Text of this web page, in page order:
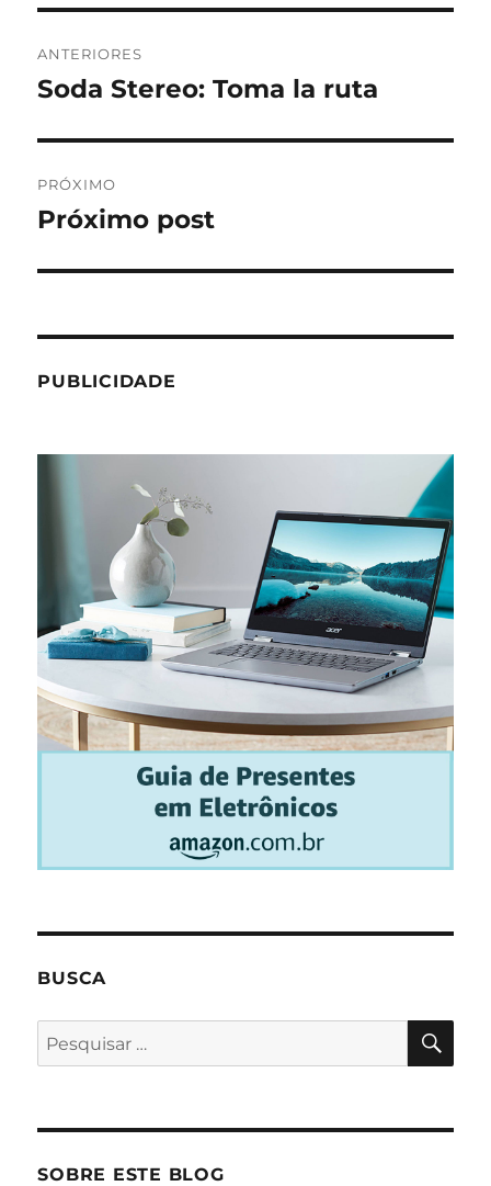
de
ANTERIORES
Post
Soda Stereo: Toma la ruta
PRÓXIMO
Próximo
Próximo post
PUBLICIDADE
BUSCA
Pesquisar
por:
SOBRE ESTE BLOG